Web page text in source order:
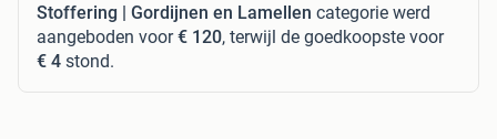
Stoffering | Gordijnen en Lamellen categorie werd
aangeboden voor€ 120, terwijl de goedkoopste voor
€ 4 stond.